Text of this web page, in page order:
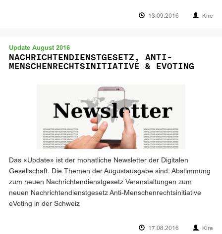
13.09.2016 Kire
Update August 2016
NACHRICHTENDIENSTGESETZ, ANTI-
MENSCHENRECHTSINITIATIVE & EVOTING
Das «Update» ist der monatliche Newsletter der Digitalen
Gesellschaft. Die Themen der Augustausgabe sind: Abstimmung
zum neuen Nachrichtendienstgesetz Veranstaltungen zum
neuen Nachrichtendienstgesetz Anti-Menschenrechtsinitiative
eVoting in der Schweiz
17.08.2016 Kire